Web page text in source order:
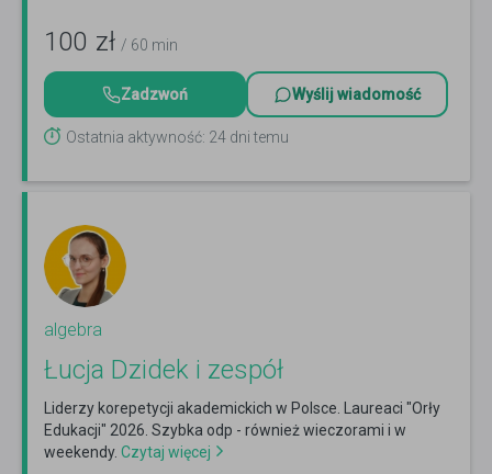
100 zł / 60 min
Zadzwoń Wyślij wiadomość
Ostatnia aktywność: 24 dni temu
algebra
Łucja Dzidek i zespół
Liderzy korepetycji akademickich w Polsce. Laureaci "Orły
Edukacji" 2026. Szybka odp - również wieczorami i w
weekendy. Czytaj więcej